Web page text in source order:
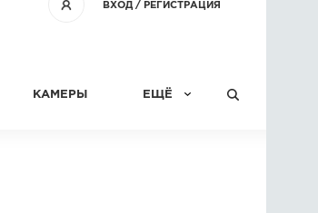
ВХОД/ РЕГИСТРАЦИЯ
КАМЕРЫ ЕЩЁ